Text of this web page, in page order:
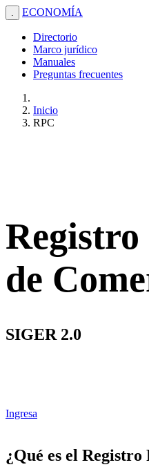
. ECONOMÍA
Directorio
Marco jurídico
Manuales
Preguntas frecuentes
Inicio
RPC
de
SIGER 2.0
Ingresa
¿Qué es el